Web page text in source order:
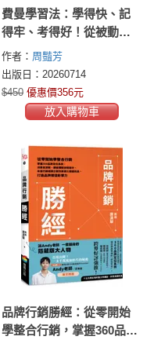
費曼學習法：學得快、記
得牢、考得好！從被動學
習到主動掌握，打造一生
受用的學習力
作者： 周豔芳
出版日：20260714
$450 優惠價356元
放入購物車
品牌行銷勝經：從零開始
學整合行銷，掌握360品牌